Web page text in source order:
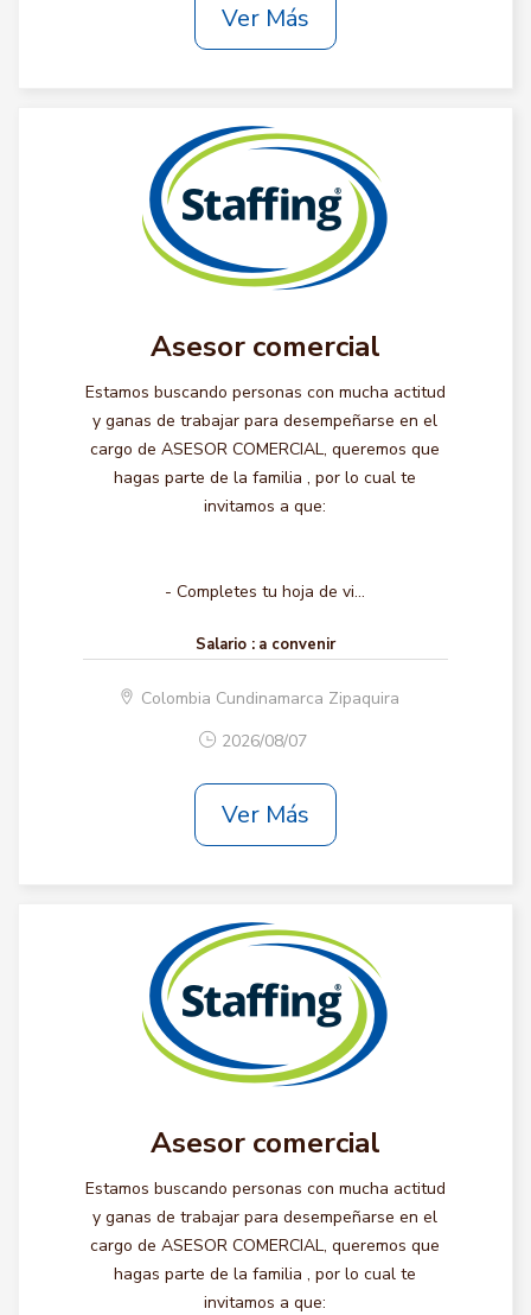
Ver Más
Asesor comercial
Estamos buscando personas con mucha actitud
y ganas de trabajar para desempeñarse en el
cargo de ASESOR COMERCIAL, queremos que
hagas parte de la familia , por lo cual te
invitamos a que:
- Completes tu hoja de vi...
Salario : a convenir
Colombia Cundinamarca Zipaquira
2026/08/07
Ver Más
Asesor comercial
Estamos buscando personas con mucha actitud
y ganas de trabajar para desempeñarse en el
cargo de ASESOR COMERCIAL, queremos que
hagas parte de la familia , por lo cual te
invitamos a que: